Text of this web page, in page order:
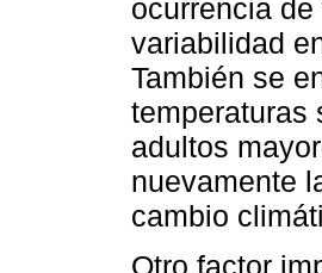
ocurrencia
variabilidad
También se
temperaturas
adultos
nuevamente
cambio
Otro factor